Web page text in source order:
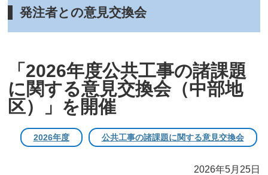
発注者との意見交換会
「2026年度公共工事の諸課題
に関する意見交換会（中部地
区）」を開催
2026年度 公共工事の諸課題に関する意見交換会
2026年5月25日